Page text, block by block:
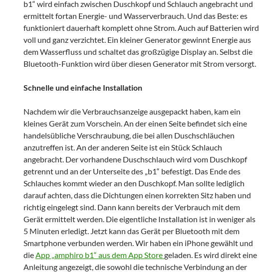
b1“ wird einfach zwischen Duschkopf und Schlauch angebracht und
ermittelt fortan Energie- und Wasserverbrauch. Und das Beste: es
funktioniert dauerhaft komplett ohne Strom. Auch auf Batterien wird
voll und ganz verzichtet. Ein kleiner Generator gewinnt Energie aus
dem Wasserfluss und schaltet das großzügige Display an. Selbst die
Bluetooth-Funktion wird über diesen Generator mit Strom versorgt.
Schnelle und einfache Installation
Nachdem wir die Verbrauchsanzeige ausgepackt haben, kam ein
kleines Gerät zum Vorschein. An der einen Seite befindet sich eine
handelsübliche Verschraubung, die bei allen Duschschläuchen
anzutreffen ist. An der anderen Seite ist ein Stück Schlauch
angebracht. Der vorhandene Duschschlauch wird vom Duschkopf
getrennt und an der Unterseite des „b1“ befestigt. Das Ende des
Schlauches kommt wieder an den Duschkopf. Man sollte lediglich
darauf achten, dass die Dichtungen einen korrekten Sitz haben und
richtig eingelegt sind. Dann kann bereits der Verbrauch mit dem
Gerät ermittelt werden. Die eigentliche Installation ist in weniger als
5 Minuten erledigt. Jetzt kann das Gerät per Bluetooth mit dem
Smartphone verbunden werden. Wir haben ein iPhone gewählt und
dieApp „amphiro b1“ aus dem App Storegeladen. Es wird direkt eine
Anleitung angezeigt, die sowohl die technische Verbindung an der